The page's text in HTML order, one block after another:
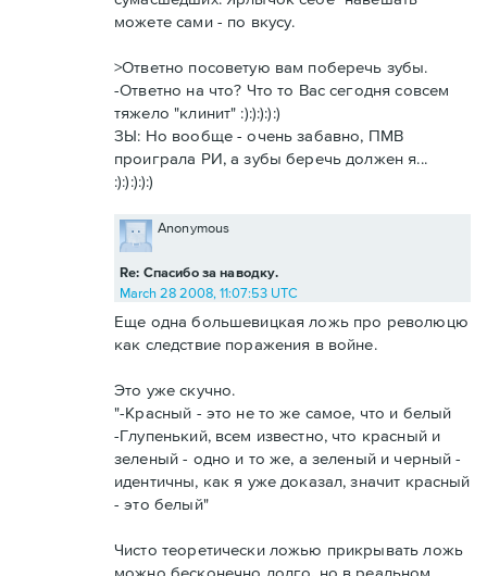
можете сами - по вкусу.
>Ответно посоветую вам поберечь зубы.
-Ответно на что? Что то Вас сегодня совсем
тяжело "клинит" :):):):):)
ЗЫ: Но вообще - очень забавно, ПМВ
проиграла РИ, а зубы беречь должен я...
:):):):):)
Re: Спасибо за наводку.
Anonymous
March 28 2008, 11:07:53 UTC
Еще одна большевицкая ложь про революцю
как следствие поражения в войне.
Это уже скучно.
"-Красный - это не то же самое, что и белый
-Глупенький, всем известно, что красный и
зеленый - одно и то же, а зеленый и черный -
идентичны, как я уже доказал, значит красный
- это белый"
Чисто теоретически ложью прикрывать ложь
можно бесконечно долго, но в реальном